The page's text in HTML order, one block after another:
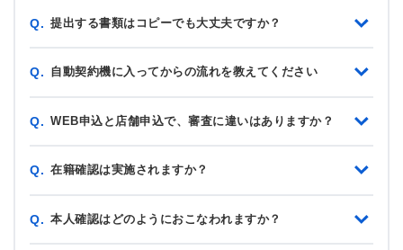
Q. 提出する書類はコピーでも大丈夫ですか？
Q. 自動契約機に入ってからの流れを教えてください
Q. WEB申込と店舗申込で、審査に違いはありますか？
Q. 在籍確認は実施されますか？
Q. 本人確認はどのようにおこなわれますか？